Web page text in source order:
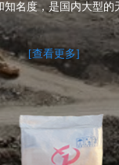
知名度，是国内大型的
[查看更多]